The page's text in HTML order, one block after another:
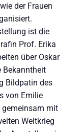
der Frauen
ist die
Prof. Erika
über Oskar
Bekanntheit
Bildpatin des
von Emilie
gemeinsam mit
Weltkrieg